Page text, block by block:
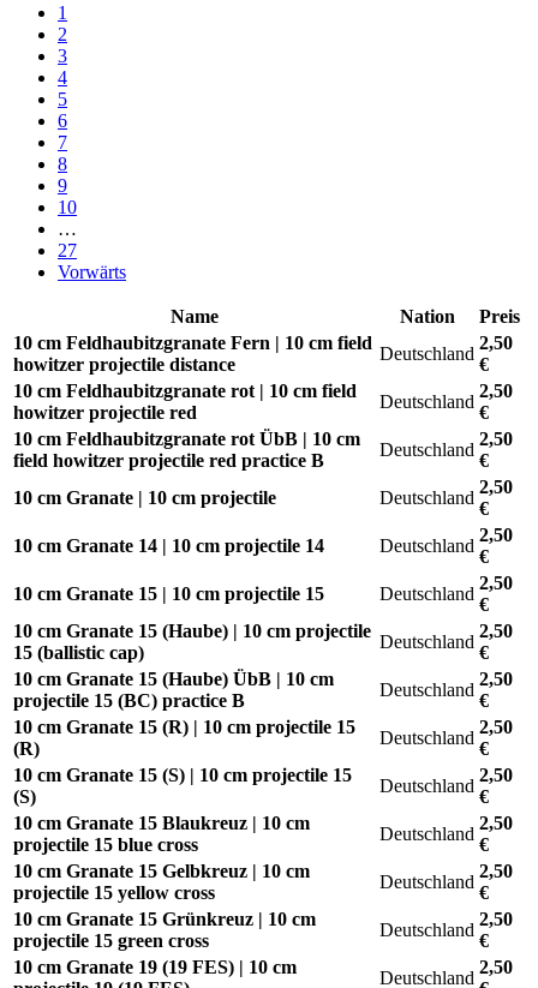
1
2
3
4
5
6
7
8
9
10
…
27
Vorwärts
Name Nation
Preis
10 cm Feldhaubitzgranate Fern | 10 cm field
howitzer projectile distance
Deutschland
2,50
€
10 cm Feldhaubitzgranate rot | 10 cm field
howitzer projectile red
Deutschland
2,50
€
10 cm Feldhaubitzgranate rot ÜbB | 10 cm
field howitzer projectile red practice B
Deutschland
2,50
€
10 cm Granate | 10 cm projectile
Deutschland
2,50
€
10 cm Granate 14 | 10 cm projectile 14
Deutschland
2,50
€
10 cm Granate 15 | 10 cm projectile 15
Deutschland
2,50
€
10 cm Granate 15 (Haube) | 10 cm projectile
15 (ballistic cap)
Deutschland
2,50
€
10 cm Granate 15 (Haube) ÜbB | 10 cm
projectile 15 (BC) practice B
Deutschland
2,50
€
10 cm Granate 15 (R) | 10 cm projectile 15
(R)
Deutschland
2,50
€
10 cm Granate 15 (S) | 10 cm projectile 15
(S)
Deutschland
2,50
€
10 cm Granate 15 Blaukreuz | 10 cm
projectile 15 blue cross
Deutschland
2,50
€
10 cm Granate 15 Gelbkreuz | 10 cm
projectile 15 yellow cross
Deutschland
2,50
€
10 cm Granate 15 Grünkreuz | 10 cm
projectile 15 green cross
Deutschland
2,50
€
10 cm Granate 19 (19 FES) | 10 cm
Deutschland
2,50